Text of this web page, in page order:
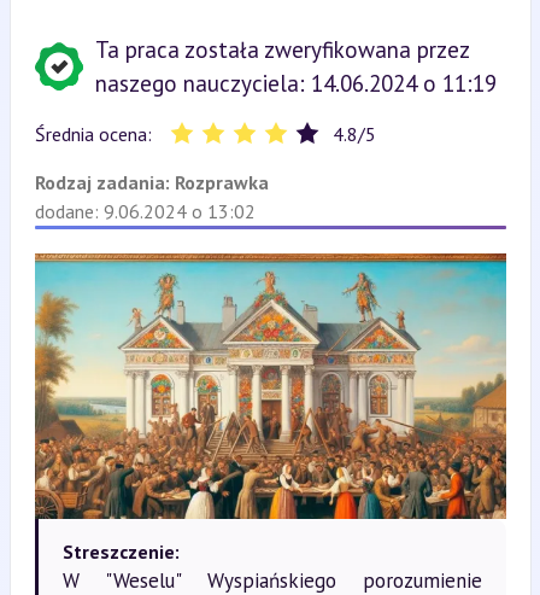
Ta praca została zweryfikowana przez
naszego nauczyciela: 14.06.2024 o 11:19
Średnia ocena: 4.8/5
Rodzaj zadania: Rozprawka
dodane: 9.06.2024 o 13:02
Streszczenie:
W "Weselu" Wyspiańskiego porozumienie